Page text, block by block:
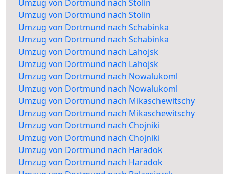
Umzug von Dortmund nach Stolin
Umzug von Dortmund nach Stolin
Umzug von Dortmund nach Schabinka
Umzug von Dortmund nach Schabinka
Umzug von Dortmund nach Lahojsk
Umzug von Dortmund nach Lahojsk
Umzug von Dortmund nach Nowalukoml
Umzug von Dortmund nach Nowalukoml
Umzug von Dortmund nach Mikaschewitschy
Umzug von Dortmund nach Mikaschewitschy
Umzug von Dortmund nach Chojniki
Umzug von Dortmund nach Chojniki
Umzug von Dortmund nach Haradok
Umzug von Dortmund nach Haradok